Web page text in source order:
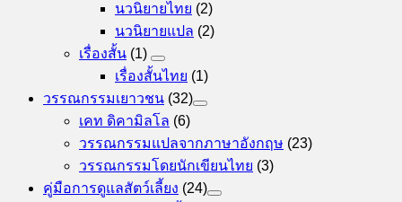
นวนิยายไทย (2)
นวนิยายแปล (2)
เรื่องสั้น (1)
เรื่องสั้นไทย (1)
วรรณกรรมเยาวชน (32)
เคท ดิคามิลโล (6)
วรรณกรรมแปลจากภาษาอังกฤษ (23)
วรรณกรรมโดยนักเขียนไทย (3)
คู่มือการดูแลสัตว์เลี้ยง (24)